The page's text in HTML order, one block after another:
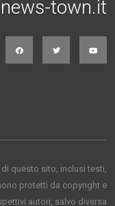
town.it
questo sito, inclusi testi,
protetti da copyright e
autori, salvo diversa